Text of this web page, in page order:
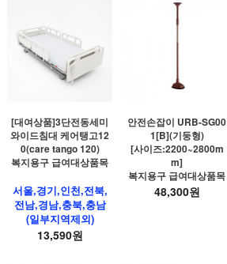
[대여상품]3단전동세미
와이드침대 케어탱고12
0(care tango 120)
복지용구 급여대상품목
서울,경기,인천,전북,
전남,경남,충북,충남
(일부지역제외)
13,590원
안전손잡이 URB-SG00
1[B](기둥형)
[사이즈:2200~2800m
m]
복지용구 급여대상품목
48,300원